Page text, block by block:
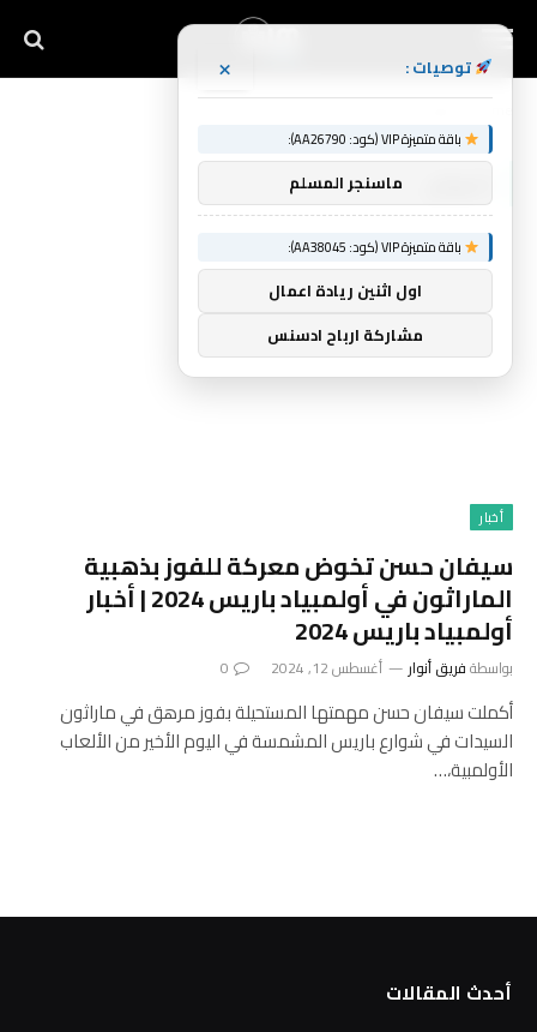
أخبار
سيفان حسن تخوض معركة للفوز بذهبية
الماراثون في أولمبياد باريس 2024 | أخبار
أولمبياد باريس 2024
بواسطةفريق أنوار أغسطس 12, 2024 0
أكملت سيفان حسن مهمتها المستحيلة بفوز مرهق في ماراثون
السيدات في شوارع باريس المشمسة في اليوم الأخير من الألعاب
الأولمبية،…
أحدث المقالات
توصيات : ×
باقة متميزة VIP (كود: AA26790):
ماسنجر المسلم
باقة متميزة VIP (كود: AA38045):
اول اثنين ريادة اعمال
مشاركة ارباح ادسنس